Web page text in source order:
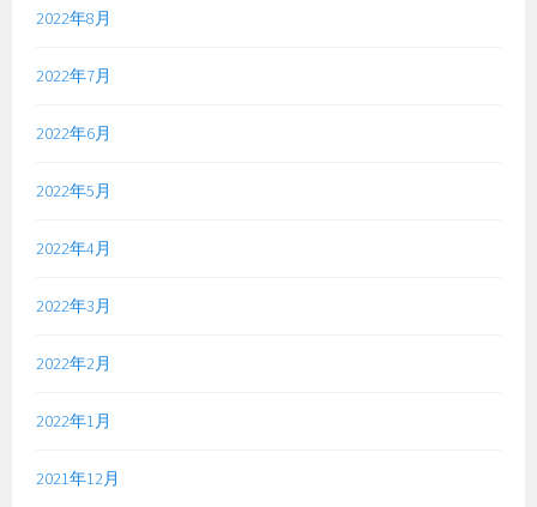
2022年8月
2022年7月
2022年6月
2022年5月
2022年4月
2022年3月
2022年2月
2022年1月
2021年12月